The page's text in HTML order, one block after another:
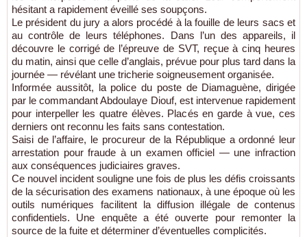
hésitant a rapidement éveillé ses soupçons.
Le président du jury a alors procédé à la fouille de leurs sacs et
au contrôle de leurs téléphones. Dans l’un des appareils, il
découvre le corrigé de l’épreuve de SVT, reçue à cinq heures
du matin, ainsi que celle d’anglais, prévue pour plus tard dans la
journée — révélant une tricherie soigneusement organisée.
Informée aussitôt, la police du poste de Diamaguène, dirigée
par le commandant Abdoulaye Diouf, est intervenue rapidement
pour interpeller les quatre élèves. Placés en garde à vue, ces
derniers ont reconnu les faits sans contestation.
Saisi de l’affaire, le procureur de la République a ordonné leur
arrestation pour fraude à un examen officiel — une infraction
aux conséquences judiciaires graves.
Ce nouvel incident souligne une fois de plus les défis croissants
de la sécurisation des examens nationaux, à une époque où les
outils numériques facilitent la diffusion illégale de contenus
confidentiels. Une enquête a été ouverte pour remonter la
source de la fuite et déterminer d’éventuelles complicités.